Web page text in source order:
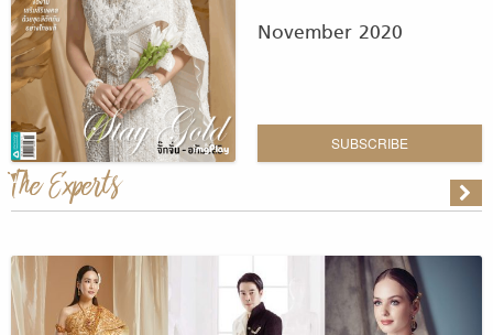
November 2020
SUBSCRIBE
The Experts